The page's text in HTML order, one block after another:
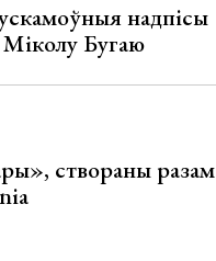
надпісы
Міколу Бугаю
створаны разам